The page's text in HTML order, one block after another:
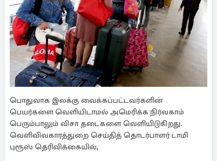
பொதுவாக இலக்கு வைக்கப்பட்டவர்களின்
பெயர்களை வெளியிடாமல் அமெரிக்க நிர்வகாம்
பெரும்பாலும் விசா தடைகளை வெளியிடுகிறது.
வெளிவிவகாரத்துறை செய்தித் தொடர்பாளர் டாமி
புரூஸ் தெரிவிக்கையில்,